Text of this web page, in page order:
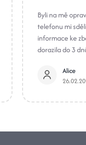
Byli na mě
telefonu mi
informace ke
dorazila do 3
Alice